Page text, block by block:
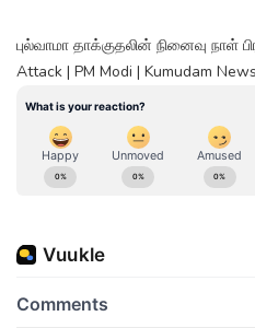
புல்வாமா தாக்குதலின் நினைவு நாள்
Attack | PM Modi | Kumudam News